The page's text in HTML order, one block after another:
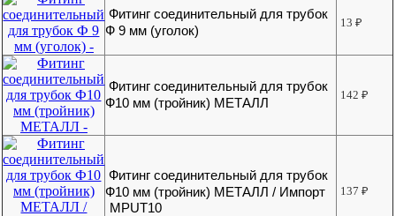
Фитинг соединительный для трубок
Ф 9 мм (уголок)
13₽
Фитинг соединительный для трубок
Ф10 мм (тройник) МЕТАЛЛ
142₽
Фитинг соединительный для трубок
Ф10 мм (тройник) МЕТАЛЛ / Импорт
MPUT10
137₽